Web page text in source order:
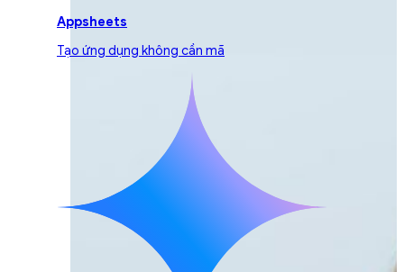
Appsheets
Tạo ứng dụng không cần mã